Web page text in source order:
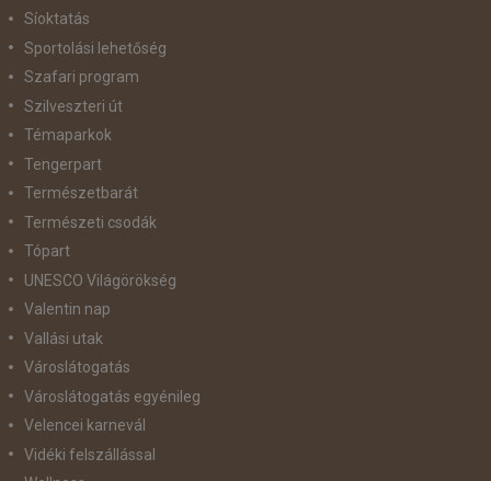
Síoktatás
Sportolási lehetőség
Szafari program
Szilveszteri út
Témaparkok
Tengerpart
Természetbarát
Természeti csodák
Tópart
UNESCO Világörökség
Valentin nap
Vallási utak
Városlátogatás
Városlátogatás egyénileg
Velencei karnevál
Vidéki felszállással